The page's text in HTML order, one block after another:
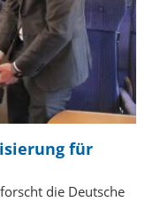
für
die Deutsche